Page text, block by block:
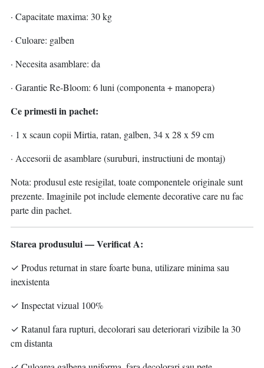
· Capacitate maxima: 30 kg
· Culoare: galben
· Necesita asamblare: da
· Garantie Re-Bloom: 6 luni (componenta + manopera)
Ce primesti in pachet:
· 1 x scaun copii Mirtia, ratan, galben, 34 x 28 x 59 cm
· Accesorii de asamblare (suruburi, instructiuni de montaj)
Nota: produsul este resigilat, toate componentele originale sunt
prezente. Imaginile pot include elemente decorative care nu fac
parte din pachet.
Starea produsului — Verificat A:
✓ Produs returnat in stare foarte buna, utilizare minima sau
inexistenta
✓ Inspectat vizual 100%
✓ Ratanul fara rupturi, decolorari sau deteriorari vizibile la 30
cm distanta